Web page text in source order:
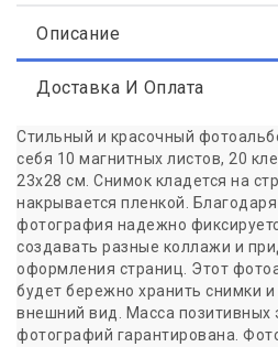
Описание
Доставка И Оплата
Стильный и красочный
себя 10 магнитных листов, 20
23х28 см. Снимок кладется на
накрывается пленкой.
фотография надежно
создавать разные коллажи и
оформления страниц. Этот
будет бережно хранить снимки и
внешний вид. Масса позитивных
фотографий гарантирована.